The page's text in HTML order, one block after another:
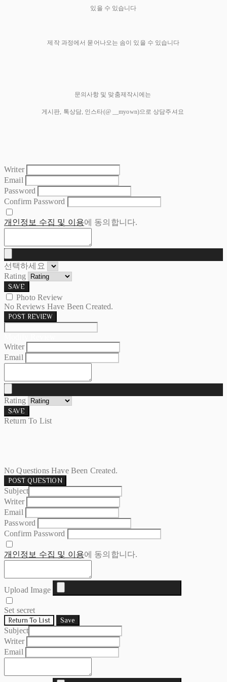
있을 수 있습니다
제작 과정에서 묻어나오는 솜이 있을 수 있습니다
문의사항 및 맞춤제작시에는
게시판, 톡상담, 인스타(@ __myown)으로 상담주셔요
Writer
Email
Password
Confirm Password
개인정보 수집 및 이용에 동의합니다.
선택하세요
Rating
SAVE
Photo Review
No Reviews Have Been Created.
POST REVIEW
Writer
Email
Rating
SAVE
Return To List
No Questions Have Been Created.
POST QUESTION
Subject
Writer
Email
Password
Confirm Password
개인정보 수집 및 이용에 동의합니다.
Upload Image
Set secret
Return To List Save
Subject
Writer
Email